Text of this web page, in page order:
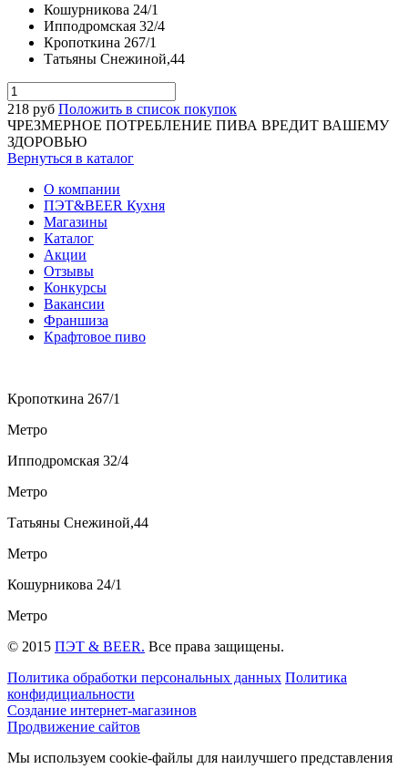
Кошурникова 24/1
Ипподромская 32/4
Кропоткина 267/1
Татьяны Снежиной,44
218 руб Положить в список покупок
ЧРЕЗМЕРНОЕ ПОТРЕБЛЕНИЕ ПИВА ВРЕДИТ ВАШЕМУ
ЗДОРОВЬЮ
Вернуться в каталог
О компании
ПЭТ&BEER Кухня
Магазины
Каталог
Акции
Отзывы
Конкурсы
Вакансии
Франшиза
Крафтовое пиво
Кропоткина 267/1
Метро
Ипподромская 32/4
Метро
Татьяны Снежиной,44
Метро
Кошурникова 24/1
Метро
© 2015 ПЭТ & BEER. Все права защищены.
Политика обработки персональных данных Политика
конфидициальности
Создание интернет-магазинов
Продвижение сайтов
Мы используем cookie-файлы для наилучшего представления